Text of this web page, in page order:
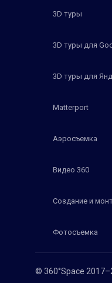
© 360°Space
3D туры
3D туры для
3D туры для
Matterport
Аэросъемка
Видео 360
Создание и
Фотосъемка